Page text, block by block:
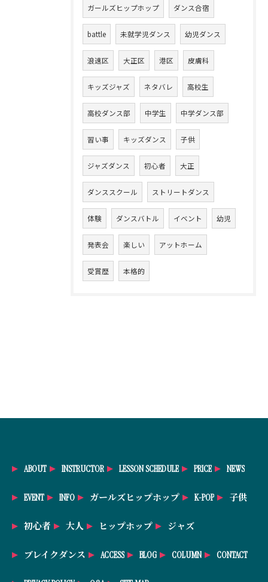
ガールズヒップホップ ダンス合宿
battle 未就学児ダンス 幼児ダンス
浪速区 大正区 港区 皮膚科
キッズジャズ ネタバレ 高校生
高校ダンス部 中学生 中学ダンス部
習い事 キッズダンス 子供
ジャズダンス 初心者 大正
ダンススクール ストリートダンス
体験 ダンスバトル イベント 幼児
発表会 楽しい アットホーム
受賞歴 本格的
ABOUT INSTRUCTOR LESSON SCHEDULE PRICE NEWS
EVENT INFO ガールズヒップホップ K-POP 子供
初心者 大人 ヒップホップ ジャズ
ブレイクダンス ACCESS BLOG COLUMN CONTACT